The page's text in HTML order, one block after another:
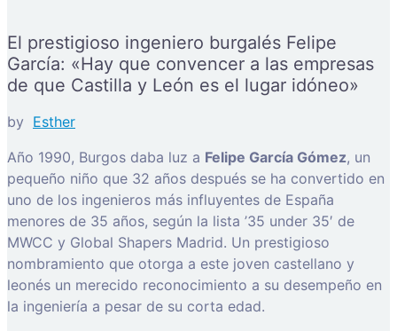
El prestigioso ingeniero burgalés Felipe
García: «Hay que convencer a las empresas
de que Castilla y León es el lugar idóneo»
by Esther
Año 1990, Burgos daba luz a Felipe García Gómez, un
pequeño niño que 32 años después se ha convertido en
uno de los ingenieros más influyentes de España
menores de 35 años, según la lista ’35 under 35′ de
MWCC y Global Shapers Madrid. Un prestigioso
nombramiento que otorga a este joven castellano y
leonés un merecido reconocimiento a su desempeño en
la ingeniería a pesar de su corta edad.